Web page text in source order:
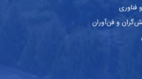
فناوری
و فن‌آوران